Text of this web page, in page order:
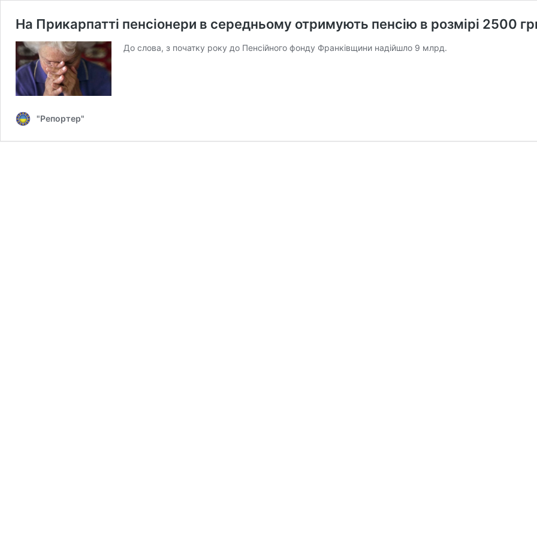
На Прикарпатті пенсіонери в середньому отримують пенсію в розмірі 2500
До слова, з початку року до Пенсійного фонду Франківщини надійшло 9 млрд.
"Репортер"